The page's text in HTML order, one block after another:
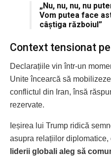
„Nu, nu, nu, nu
Vom putea face
câștiga războiul”
Context tensionat
Declarațiile vin într-un
Unite încearcă să
conflictul din Iran, însă
rezervate.
Ieșirea lui Trump ridică
asupra relațiilor
liderii globali aleg să